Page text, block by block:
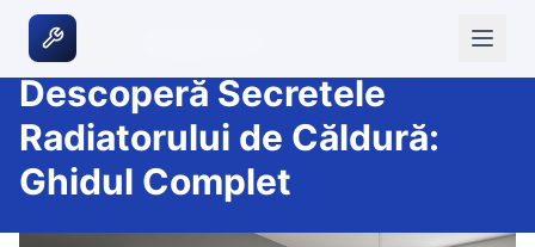
INCALZIRE
Descoperă Secretele
Radiatorului de Căldură:
Ghidul Complet